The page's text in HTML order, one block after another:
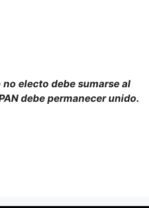
electo debe sumarse al
debe permanecer unido.